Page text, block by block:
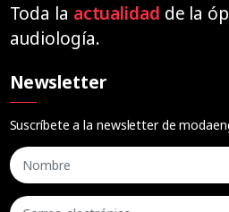
Toda la actualidad de la
audiología.
Newsletter
Suscríbete a la newsletter de